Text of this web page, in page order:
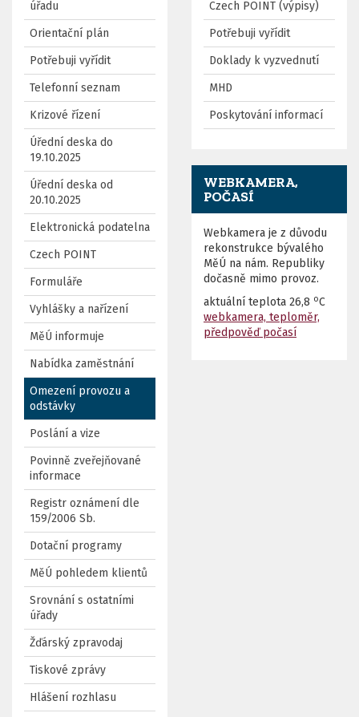
úřadu
Orientační plán
Potřebuji vyřídit
Telefonní seznam
Krizové řízení
Úřední deska do
19.10.2025
Úřední deska od
20.10.2025
Elektronická podatelna
Czech POINT
Formuláře
Vyhlášky a nařízení
MěÚ informuje
Nabídka zaměstnání
Omezení provozu a
odstávky
Poslání a vize
Povinně zveřejňované
informace
Registr oznámení dle
159/2006 Sb.
Dotační programy
MěÚ pohledem klientů
Srovnání s ostatními
úřady
Žďárský zpravodaj
Tiskové zprávy
Hlášení rozhlasu
Czech POINT (výpisy)
Potřebuji vyřídit
Doklady k vyzvednutí
MHD
Poskytování informací
WEBKAMERA,
POČASÍ
Webkamera je z důvodu
rekonstrukce bývalého
MěÚ na nám. Republiky
dočasně mimo provoz.
aktuální teplota 26,8 oC
webkamera, teploměr,
předpověď počasí